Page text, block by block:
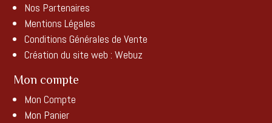
Nos Partenaires
Mentions Légales
Conditions Générales de Vente
Création du site web :Webuz
Mon compte
Mon Compte
Mon Panier